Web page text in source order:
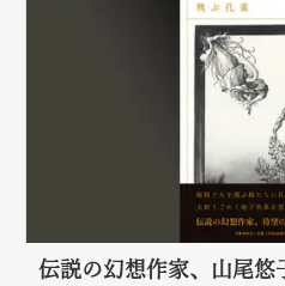
伝説の幻想作家、山尾悠